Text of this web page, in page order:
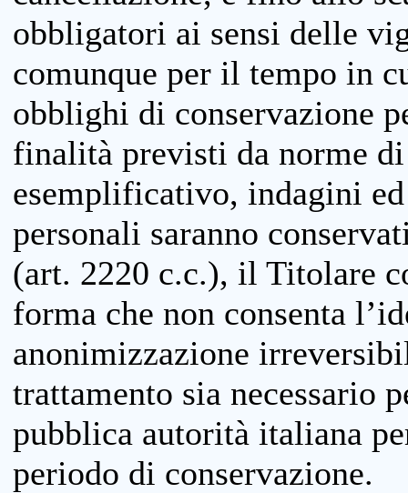
obbligatori ai sensi delle
comunque per il tempo in
obblighi di conservazione
finalità previsti da norme
esemplificativo, indagini
personali saranno
(art. 2220 c.c.), il Titolare
forma che non consenta
anonimizzazione
trattamento sia necessario
pubblica autorità italiana
periodo di conservazione.